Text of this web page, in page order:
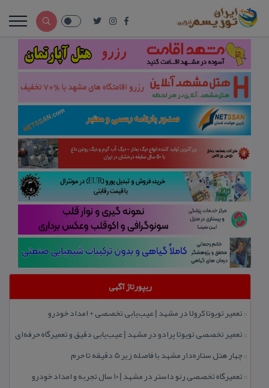
ریپورتاژ آگهی
:: تعمیر تویوتا كرولا در مشهد | عیب‌یابی تخصصی + امداد خودرو
:: تعمیر تخصصی تویوتا پرادو در مشهد | عیب‌یابی دقیق و تعمیرگاه حرفه‌ای
::چهار هتل‌ ستاره‌دار مشهد با فاصله زیر 5 دقیقه تا حرم
:: تعمیرگاه تخصصی رنو داستر در مشهد | ۱۰ سال تجربه و امداد خودرو